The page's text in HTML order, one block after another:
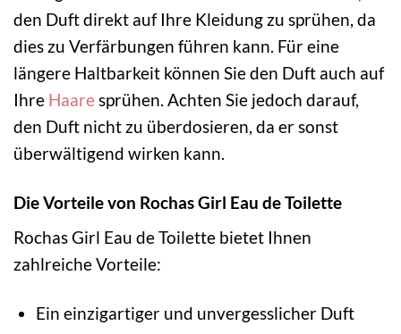
den Duft direkt auf Ihre Kleidung zu sprühen, da
dies zu Verfärbungen führen kann. Für eine
längere Haltbarkeit können Sie den Duft auch auf
Ihre Haaresprühen. Achten Sie jedoch darauf,
den Duft nicht zu überdosieren, da er sonst
überwältigend wirken kann.
Die Vorteile von Rochas Girl Eau de Toilette
Rochas Girl Eau de Toilette bietet Ihnen
zahlreiche Vorteile:
Ein einzigartiger und unvergesslicher Duft